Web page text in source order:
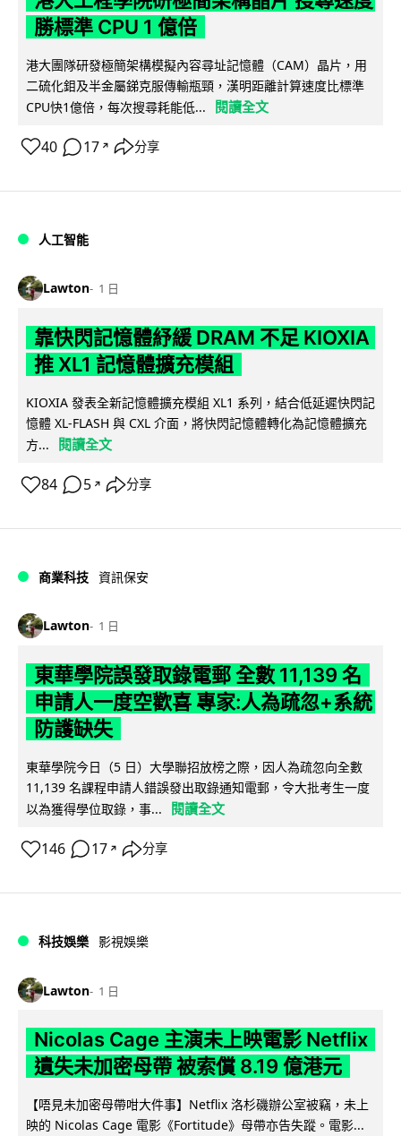
勝標準 CPU 1 億倍
港大團隊研發極簡架構模擬內容尋址記憶體（CAM）晶片，用
二硫化鉬及半金屬銻克服傳輸瓶頸，漢明距離計算速度比標準
CPU快1億倍，每次搜尋耗能低...
閱讀全文
40 17 ↗ 分享
人工智能
Lawton 1 日
靠快閃記憶體紓緩 DRAM 不足 KIOXIA
推 XL1 記憶體擴充模組
KIOXIA 發表全新記憶體擴充模組 XL1 系列，結合低延遲快閃記
憶體 XL-FLASH 與 CXL 介面，將快閃記憶體轉化為記憶體擴充
方...
閱讀全文
84 5 ↗ 分享
商業科技 資訊保安
Lawton 1 日
東華學院誤發取錄電郵 全數 11,139 名
申請人一度空歡喜 專家:人為疏忽+系統
防護缺失
東華學院今日（5 日）大學聯招放榜之際，因人為疏忽向全數
11,139 名課程申請人錯誤發出取錄通知電郵，令大批考生一度
以為獲得學位取錄，事...
閱讀全文
146 17 ↗ 分享
科技娛樂 影視娛樂
Lawton 1 日
Nicolas Cage 主演未上映電影 Netflix
遺失未加密母帶 被索償 8.19 億港元
【唔見未加密母帶咁大件事】Netflix 洛杉磯辦公室被竊，未上
映的 Nicolas Cage 電影《Fortitude》母帶亦告失蹤。電影...